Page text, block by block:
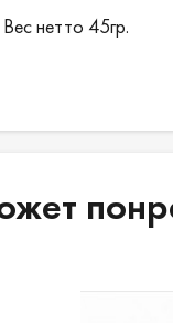
нетто 45гр.